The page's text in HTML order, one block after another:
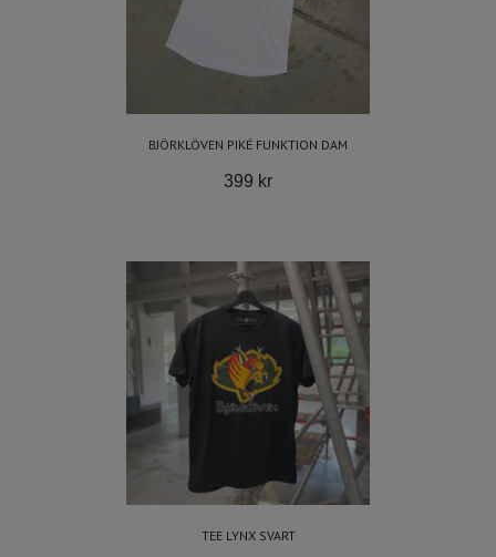
BJÖRKLÖVEN PIKÉ FUNKTION DAM
399 kr
TEE LYNX SVART